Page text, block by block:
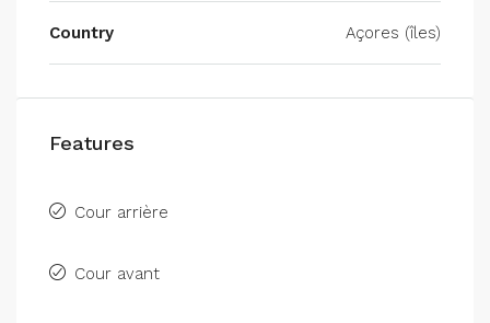
Country Açores (îles)
Features
Cour arrière
Cour avant